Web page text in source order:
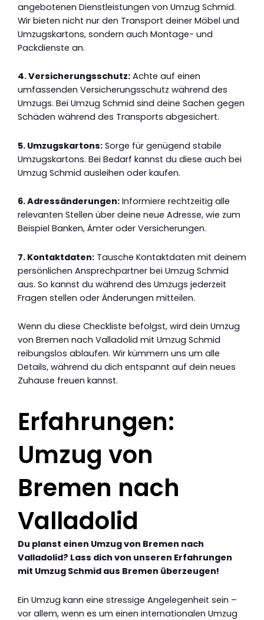
angebotenen Dienstleistungen von Umzug Schmid.
Wir bieten nicht nur den Transport deiner Möbel und
Umzugskartons, sondern auch Montage- und
Packdienste an.
4. Versicherungsschutz: Achte auf einen
umfassenden Versicherungsschutz während des
Umzugs. Bei Umzug Schmid sind deine Sachen gegen
Schäden während des Transports abgesichert.
5. Umzugskartons: Sorge für genügend stabile
Umzugskartons. Bei Bedarf kannst du diese auch bei
Umzug Schmid ausleihen oder kaufen.
6. Adressänderungen: Informiere rechtzeitig alle
relevanten Stellen über deine neue Adresse, wie zum
Beispiel Banken, Ämter oder Versicherungen.
7. Kontaktdaten: Tausche Kontaktdaten mit deinem
persönlichen Ansprechpartner bei Umzug Schmid
aus. So kannst du während des Umzugs jederzeit
Fragen stellen oder Änderungen mitteilen.
Wenn du diese Checkliste befolgst, wird dein Umzug
von Bremen nach Valladolid mit Umzug Schmid
reibungslos ablaufen. Wir kümmern uns um alle
Details, während du dich entspannt auf dein neues
Zuhause freuen kannst.
Erfahrungen:
Umzug von
Bremen nach
Valladolid
Du planst einen Umzug von Bremen nach
Valladolid? Lass dich von unseren Erfahrungen
mit Umzug Schmid aus Bremen überzeugen!
Ein Umzug kann eine stressige Angelegenheit sein –
vor allem, wenn es um einen internationalen Umzug